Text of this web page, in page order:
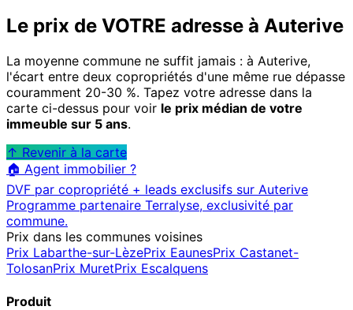
Le prix de VOTRE adresse à Auterive
La moyenne commune ne suffit jamais : à Auterive,
l'écart entre deux copropriétés d'une même rue dépasse
couramment 20-30 %. Tapez votre adresse dans la
carte ci-dessus pour voir le prix médian de votre
immeuble sur 5 ans.
↑ Revenir à la carte
🏠 Agent immobilier ?
DVF par copropriété + leads exclusifs sur Auterive
Programme partenaire Terralyse, exclusivité par
commune.
Prix dans les communes voisines
Prix Labarthe-sur-LèzePrix EaunesPrix Castanet-
TolosanPrix MuretPrix Escalquens
Produit